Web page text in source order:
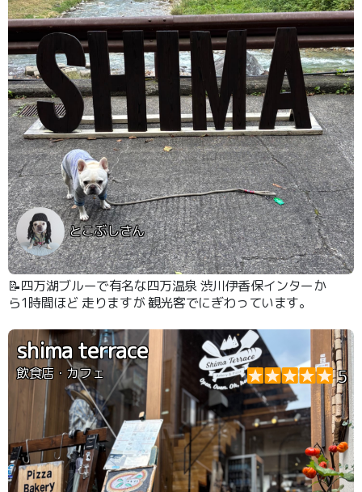
とこぶしさん
📝四万湖ブルーで有名な四万温泉 渋川伊香保インターか
ら1時間ほど 走りますが 観光客でにぎわっています。
shima terrace
飲食店・カフェ 5